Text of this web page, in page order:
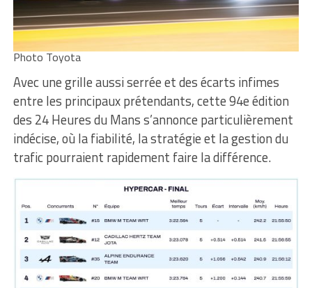
Photo Toyota
Avec une grille aussi serrée et des écarts infimes
entre les principaux prétendants, cette 94e édition
des 24 Heures du Mans s’annonce particulièrement
indécise, où la fiabilité, la stratégie et la gestion du
trafic pourraient rapidement faire la différence.